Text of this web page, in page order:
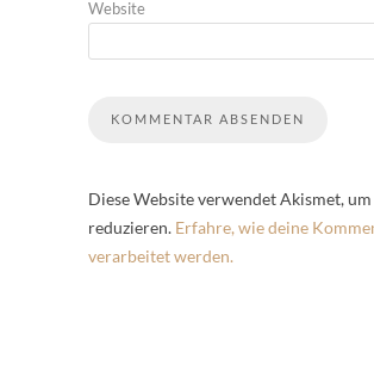
Website
Diese Website verwendet Akismet, um
reduzieren. Erfahre, wie deine
verarbeitet werden.